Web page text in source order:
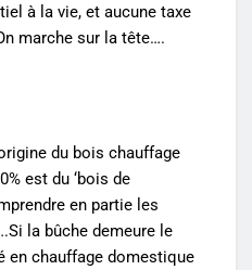
à la vie, et aucune taxe
marche sur la tête….
du bois chauffage
est du ‘bois de
en partie les
la bûche demeure le
en chauffage domestique